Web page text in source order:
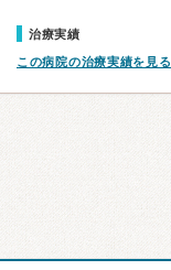
治療実績
この病院の治療実績を見る